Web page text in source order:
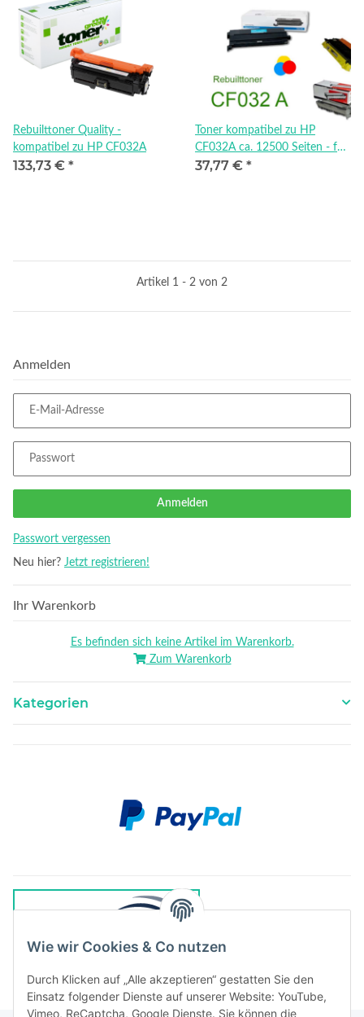
Rebuilttoner Quality -
kompatibel zu HP CF032A
133,73 € *
Toner kompatibel zu HP
CF032A ca. 12500 Seiten - für
HP® Color LaserJet®
37,77 € *
Artikel 1 - 2 von 2
Anmelden
E-Mail-Adresse
Passwort
Anmelden
Passwort vergessen
Neu hier? Jetzt registrieren!
Ihr Warenkorb
Es befinden sich keine Artikel im Warenkorb.
Zum Warenkorb
Kategorien
Wie wir Cookies & Co nutzen
Durch Klicken auf „Alle akzeptieren“ gestatten Sie den
Einsatz folgender Dienste auf unserer Website: YouTube,
Vimeo, ReCaptcha, Google Dienste. Sie können die